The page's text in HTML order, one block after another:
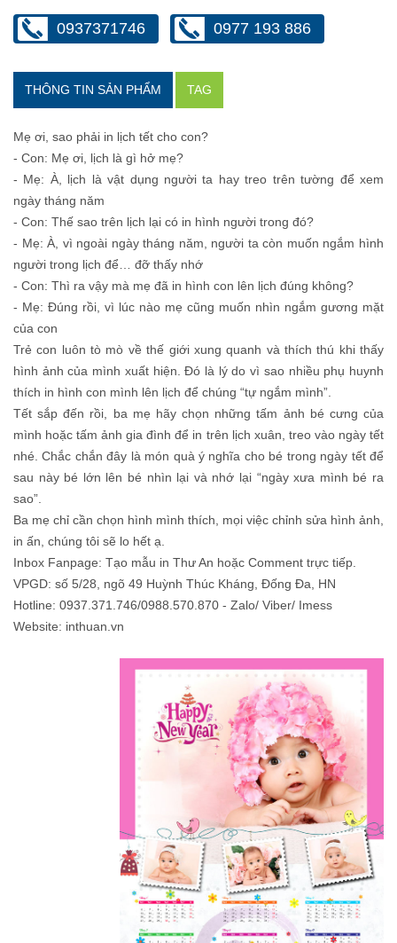
0937371746 0977 193 886
THÔNG TIN SẢN PHẨM TAG
Mẹ ơi, sao phải in lịch tết cho con?
- Con: Mẹ ơi, lịch là gì hở mẹ?
- Mẹ: À, lịch là vật dụng người ta hay treo trên tường để xem
ngày tháng năm
- Con: Thế sao trên lịch lại có in hình người trong đó?
- Mẹ: À, vì ngoài ngày tháng năm, người ta còn muốn ngắm hình
người trong lịch để… đỡ thấy nhớ
- Con: Thì ra vậy mà mẹ đã in hình con lên lịch đúng không?
- Mẹ: Đúng rồi, vì lúc nào mẹ cũng muốn nhìn ngắm gương mặt
của con
Trẻ con luôn tò mò về thế giới xung quanh và thích thú khi thấy
hình ảnh của mình xuất hiện. Đó là lý do vì sao nhiều phụ huynh
thích in hình con mình lên lịch để chúng “tự ngắm mình”.
Tết sắp đến rồi, ba mẹ hãy chọn những tấm ảnh bé cưng của
mình hoặc tấm ảnh gia đình để in trên lịch xuân, treo vào ngày tết
nhé. Chắc chắn đây là món quà ý nghĩa cho bé trong ngày tết để
sau này bé lớn lên bé nhìn lại và nhớ lại “ngày xưa mình bé ra
sao”.
Ba mẹ chỉ cần chọn hình mình thích, mọi việc chỉnh sửa hình ảnh,
in ấn, chúng tôi sẽ lo hết ạ.
Inbox Fanpage: Tạo mẫu in Thư An hoặc Comment trực tiếp.
VPGD: số 5/28, ngõ 49 Huỳnh Thúc Kháng, Đống Đa, HN
Hotline: 0937.371.746/0988.570.870 - Zalo/ Viber/ Imess
Website: inthuan.vn